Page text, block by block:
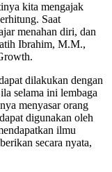
kita mengajak
Saat
menahan diri, dan
Ibrahim, M.M.,
dilakukan dengan
selama ini lembaga
menyasar orang
digunakan oleh
ilmu
secara nyata,